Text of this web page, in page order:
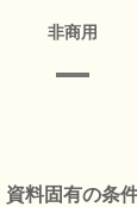
非商用
資料固有の条